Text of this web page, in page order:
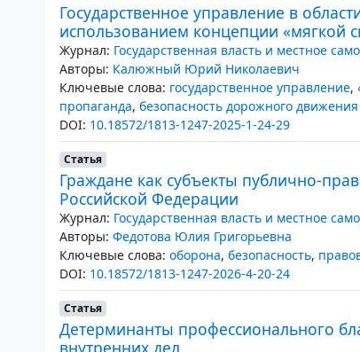
Государственное управление в
использованием концепции «мягкой
Журнал: Государственная власть и местное
Авторы: Калюжный Юрий Николаевич
Ключевые слова: государственное управление,
пропаганда, безопасность дорожного движения
DOI: 10.18572/1813-1247-2025-1-24-29
Статья
Граждане как субъекты публично-
Российской Федерации
Журнал: Государственная власть и местное
Авторы: Федотова Юлия Григорьевна
Ключевые слова: оборона, безопасность,
DOI: 10.18572/1813-1247-2026-4-20-24
Статья
Детерминанты профессионального
внутренних дел